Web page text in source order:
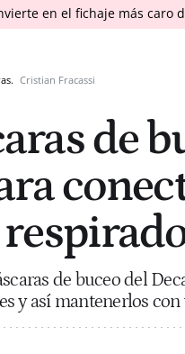
en el fichaje más caro
Cristian Fracassi
de
de buceo del
y así mantenerlos con